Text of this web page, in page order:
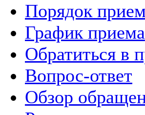
Порядок
График приема
Обратиться в
Вопрос-ответ
Обзор